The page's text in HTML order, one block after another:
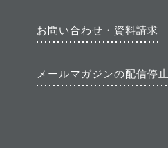
お問い合わせ・資料請求
メールマガジンの配信停止